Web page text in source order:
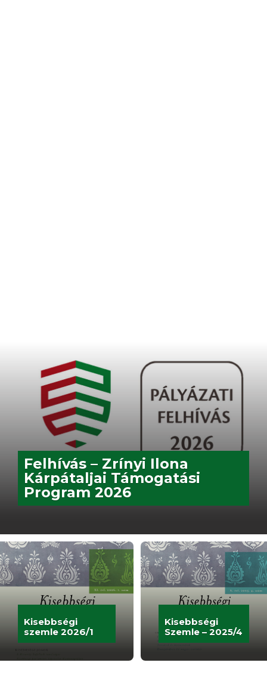
Felhívás – Zrínyi Ilona
Kárpátaljai Támogatási
Program 2026
Kisebbségi
szemle 2026/1
Kisebbségi
Szemle – 2025/4